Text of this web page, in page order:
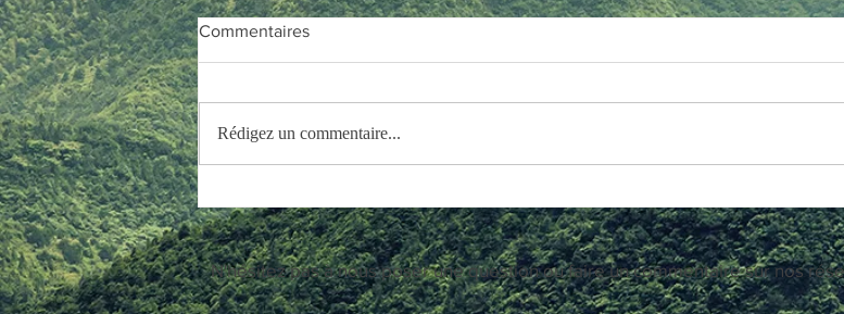
Lecteurs et illustrateurs
Nous souhaitons proposer des
site ou inédits. Afin de compléter...
Plus De Mots sur une nouvelle
neuve pour être plus visuelle...
Commentaires
Rédigez un commentaire...
N'hésitez pas à nous poser une question ou faire un commentaire sur nos